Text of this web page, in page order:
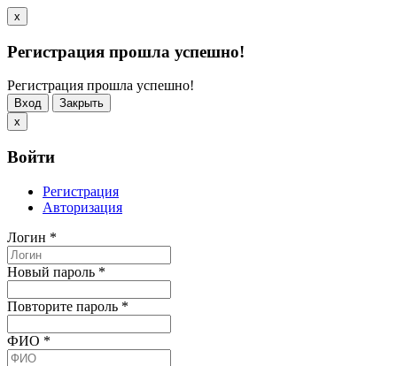
x
Регистрация прошла успешно!
Регистрация прошла успешно!
Вход
Закрыть
x
Войти
Регистрация
Авторизация
Логин *
Новый пароль *
Повторите пароль *
ФИО *